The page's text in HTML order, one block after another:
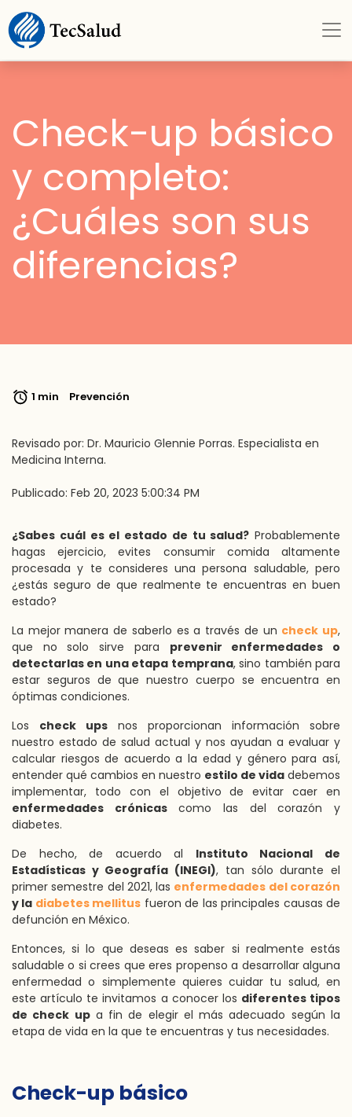
Check-up básico
y completo:
¿Cuáles son sus
diferencias?
1 min Prevención
Revisado por: Dr. Mauricio Glennie Porras. Especialista en
Medicina Interna.
Publicado: Feb 20, 2023 5:00:34 PM
¿Sabes cuál es el estado de tu salud? Probablemente
hagas ejercicio, evites consumir comida altamente
procesada y te consideres una persona saludable, pero
¿estás seguro de que realmente te encuentras en buen
estado?
La mejor manera de saberlo es a través de un check up,
que no solo sirve para prevenir enfermedades o
detectarlas en una etapa temprana, sino también para
estar seguros de que nuestro cuerpo se encuentra en
óptimas condiciones.
Los check ups nos proporcionan información sobre
nuestro estado de salud actual y nos ayudan a evaluar y
calcular riesgos de acuerdo a la edad y género para así,
entender qué cambios en nuestro estilo de vida debemos
implementar, todo con el objetivo de evitar caer en
enfermedades crónicascomo las del corazón y
diabetes.
De hecho, de acuerdo al Instituto Nacional de
Estadísticas y Geografía (INEGI), tan sólo durante el
primer semestre del 2021, las enfermedades del corazón
y la diabetes mellitus fueron de las principales causas de
defunción en México.
Entonces, si lo que deseas es saber si realmente estás
saludable o si crees que eres propenso a desarrollar alguna
enfermedad o simplemente quieres cuidar tu salud, en
este artículo te invitamos a conocer los diferentes tipos
de check upa fin de elegir el más adecuado según la
etapa de vida en la que te encuentras y tus necesidades.
Check-up básico